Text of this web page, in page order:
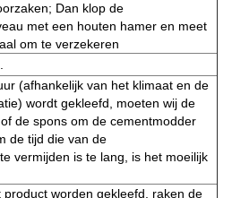
Dan klop de
met een houten hamer en meet
om te verzekeren
(afhankelijk van het klimaat en de
wordt gekleefd, moeten wij de
de spons om de cementmodder
de tijd die van de
vermijden is te lang, is het moeilijk
worden gekleefd, raken de